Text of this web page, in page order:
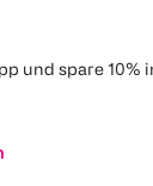
und spare 10%